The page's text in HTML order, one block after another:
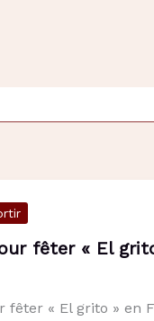
fêter « El
fêter « El grito » en